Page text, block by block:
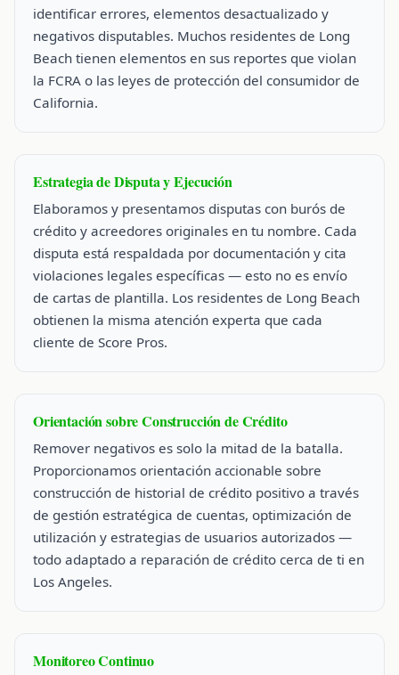
identificar errores, elementos desactualizado y
negativos disputables. Muchos residentes de Long
Beach tienen elementos en sus reportes que violan
la FCRA o las leyes de protección del consumidor de
California.
Estrategia de Disputa y Ejecución
Elaboramos y presentamos disputas con burós de
crédito y acreedores originales en tu nombre. Cada
disputa está respaldada por documentación y cita
violaciones legales específicas — esto no es envío
de cartas de plantilla. Los residentes de Long Beach
obtienen la misma atención experta que cada
cliente de Score Pros.
Orientación sobre Construcción de Crédito
Remover negativos es solo la mitad de la batalla.
Proporcionamos orientación accionable sobre
construcción de historial de crédito positivo a través
de gestión estratégica de cuentas, optimización de
utilización y estrategias de usuarios autorizados —
todo adaptado a reparación de crédito cerca de ti en
Los Angeles.
Monitoreo Continuo